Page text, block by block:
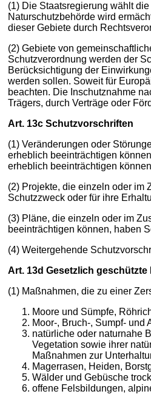
(1) Die Staatsregierung wählt
Naturschutzbehörde wird
dieser Gebiete durch
(2) Gebiete von
Schutzverordnung werden der
Berücksichtigung der
werden sollen. Soweit für
beachten. Die Inschutznahme
Trägers, durch Verträge oder
Art. 13c Schutzvorschriften
(1) Veränderungen oder
erheblich beeinträchtigen
erheblich beeinträchtigen
(2) Projekte, die einzeln oder im
Schutzzweck oder für ihre
(3) Pläne, die einzeln oder im
beeinträchtigen können, haben
(4) Weitergehende
Art. 13d Gesetzlich geschützte
(1) Maßnahmen, die zu einer
Moore und Sümpfe,
Moor-, Bruch-, Sumpf- und
natürliche oder naturnahe
Vegetation sowie ihrer
Maßnahmen zur
Magerrasen, Heiden,
Wälder und Gebüsche
offene Felsbildungen,